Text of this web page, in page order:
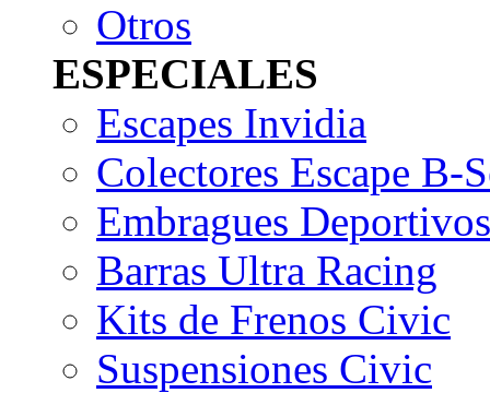
Otros
ESPECIALES
Escapes Invidia
Colectores Escape B-
Embragues Deportivos
Barras Ultra Racing
Kits de Frenos Civic
Suspensiones Civic